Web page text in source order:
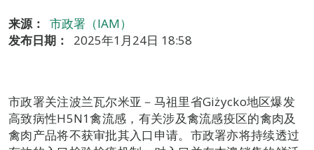
来源：
市政署（IAM）
发布日期：
2025年1月24日 18:58
市政署关注波兰瓦尔米亚－马祖里省Giżycko地区爆发
高致病性H5N1禽流感，有关涉及禽流感疫区的禽肉及
禽肉产品将不获审批其入口申请。市政署亦将持续透过